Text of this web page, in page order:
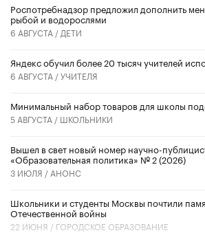
Роспотребнадзор предложил дополнить
рыбой и водорослями
6 АВГУСТА / ДЕТИ
​Яндекс обучил более 20 тысяч учителей
6 АВГУСТА /УЧИТЕЛЯ
Минимальный набор товаров для школы
5 АВГУСТА / ШКОЛЬНИКИ
Вышел в свет новый номер научно-
«Образовательная политика» № 2 (2026)
3 ИЮЛЯ / АНОНС
Школьники и студенты Москвы почтили
Отечественной войны
22 ИЮНЯ / ГОРОДСКОЕ ОБРАЗОВАНИЕ